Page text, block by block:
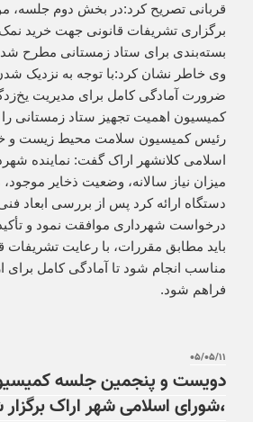
قربانی تصریح کرد:در بخش دوم جلسه،
برگزاری تشریفات قانونی جهت خرید نمک
بسته‌بندی برای ستاد زمستانی مطرح
وی خاطر نشان کرد:با توجه به نزدیک
ضرورت آمادگی کامل برای مدیریت
کمیسیون اهمیت تجهیز ستاد زمستانی را
رئیس کمیسیون سلامت محیط زیست و
اسلامی کلانشهر اراک گفت: نماینده
میزان نیاز سالانه، وضعیت ذخایر
دستگاه ارائه کرد پس از بررسی ابعاد
درخواست شهرداری موافقت نمود و تأکید
باید مطابق مقررات، با رعایت تشریفات
مناسب انجام شود تا آمادگی کامل برای
فراهم شود.
۰۵/۰۵/۱۱
دویست و پنجمین جلسه
،شورای اسلامی شهر اراک